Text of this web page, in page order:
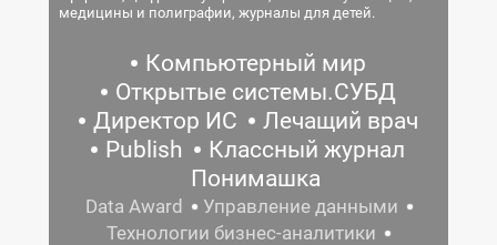
медицины и полиграфии, журналы для детей.
Компьютерный мир
Открытые системы.СУБД
Директор ИС
Лечащий врач
Publish
Классный журнал
Понимашка
Data Award
Управление данными
Технологии бизнес-аналитики